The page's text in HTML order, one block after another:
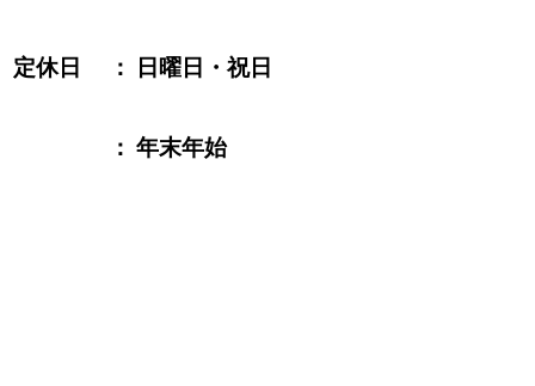
定休日 ： 日曜日・祝日
： 年末年始